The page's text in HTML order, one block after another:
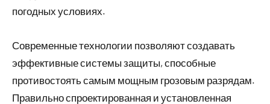
погодных условиях.
Современные технологии позволяют создавать
эффективные системы защиты, способные
противостоять самым мощным грозовым разрядам.
Правильно спроектированная и установленная